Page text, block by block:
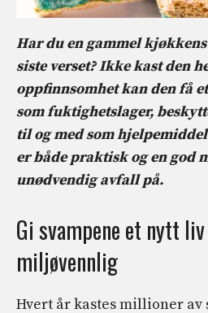
Har du en gammel
siste verset? Ikke kast den
oppfinnsomhet kan den få
som fuktighetslager,
til og med som
er både praktisk og en god
unødvendig avfall på.
Gi svampene et nytt
miljøvennlig
Hvert år kastes millioner av